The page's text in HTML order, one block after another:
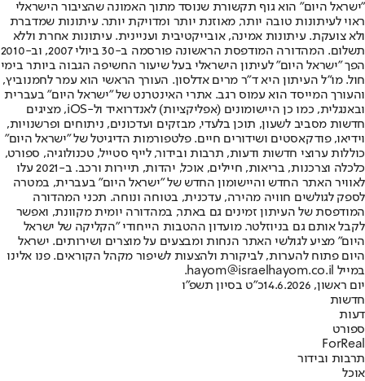
"ישראל היום" הוא גוף תקשורת שנוסד מתוך האמונה שהציבור הישראלי
ראוי לעיתונות טובה יותר, מאוזנת יותר ומדויקת יותר. עיתונות שמדברת
ולא צועקת. עיתונות אמינה, אובייקטיבית ועניינית. עיתונות אחרת וללא
תשלום. המהדורה המודפסת הראשונה פורסמה ב-30 ביולי 2007, וב-2010
הפך "ישראל היום" לעיתון הישראלי בעל שיעור החשיפה הגבוה ביותר בימי
חול. מו"ל העיתון היא ד"ר מרים אדלסון. העורך הראשי הוא עמר לחמנוביץ,
והעורך המייסד הוא עמוס רגב. אתרי האינטרנט של "ישראל היום" בעברית
ובאנגלית, כמו כן היישומונים (אפליקציות) לאנדרואיד ול-iOS, מציגים
חדשות מסביב לשעון, תוכן בלעדי, מבזקים ועדכונים, ניתוחים ופרשנויות,
וידיאו, פודקאסטים ושידורים חיים. פלטפורמות הדיגיטל של "ישראל היום"
כוללות ערוצי חדשות ודעות, תרבות ובידור, לייף סטייל, טכנולוגיה, ספורט,
כלכלה וצרכנות, בריאות, חיילים, אוכל, יהדות, תיירות ורכב. ב-2021 עלו
לאוויר האתר החדש והיישומון החדש של "ישראל היום" בעברית, במטרה
לספק לגולשים חוויה מהירה, עדכנית, בטוחה ונוחה. תכני המהדורה
המודפסת של העיתון זמינים גם באתר, במהדורה יומית מקוונת, ואפשר
לקבל אותם גם בניוזלטר. מועדון ההטבות הייחודי "הקליקה של ישראל
היום" מציע לגולשי האתר הנחות ומבצעים על מוצרים ושירותים. ישראל
היום פתוח להערות, לביקורת ולהצעות לשיפור מקהל הקוראים. פנו אלינו
במייל hayom@israelhayom.co.il.
יום ראשון, 14.6.2026
כ"ט בסיון תשפ"ו
חדשות
דעות
ספורט
ForReal
תרבות ובידור
אוכל